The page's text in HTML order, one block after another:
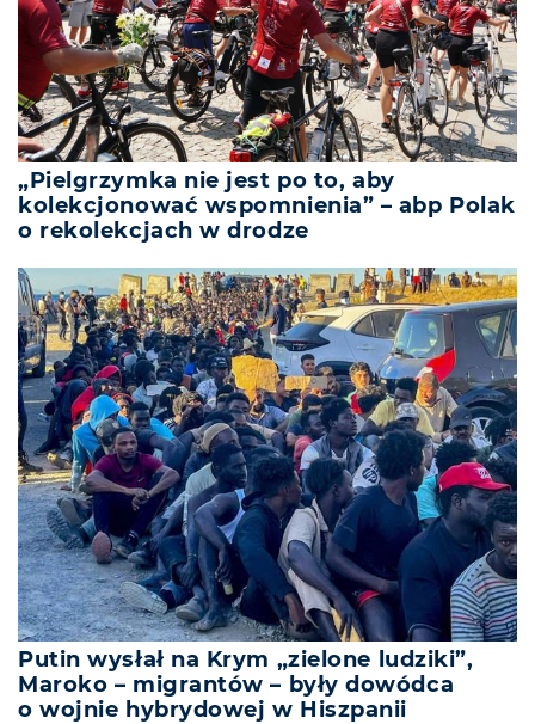
„Pielgrzymka nie jest po to, aby
kolekcjonować wspomnienia” – abp Polak
o rekolekcjach w drodze
Putin wysłał na Krym „zielone ludziki”,
Maroko – migrantów – były dowódca
o wojnie hybrydowej w Hiszpanii